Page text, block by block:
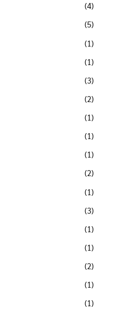
(4)
(5)
(1)
(1)
(3)
(2)
(1)
(1)
(1)
(2)
(1)
(3)
(1)
(1)
(2)
(1)
(1)